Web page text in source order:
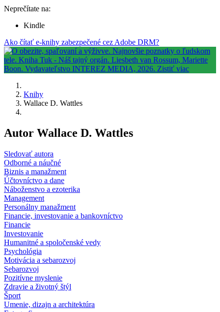
Neprečítate na:
Kindle
Ako čítať e-knihy zabezpečené cez Adobe DRM?
Knihy
Wallace D. Wattles
Autor Wallace D. Wattles
Sledovať autora
Odborné a náučné
Biznis a manažment
Účtovníctvo a dane
Náboženstvo a ezoterika
Management
Personálny manažment
Financie, investovanie a bankovníctvo
Financie
Investovanie
Humanitné a spoločenské vedy
Psychológia
Motivácia a sebarozvoj
Sebarozvoj
Pozitívne myslenie
Zdravie a životný štýl
Šport
Umenie, dizajn a architektúra